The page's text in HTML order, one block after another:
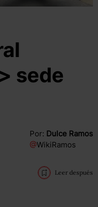
sede
Por: Dulce Ramos
@WikiRamos
Leer después